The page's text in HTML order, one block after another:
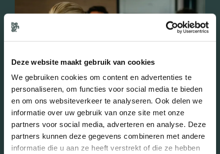
Deze website maakt gebruik van cookies
We gebruiken cookies om content en advertenties te
personaliseren, om functies voor social media te bieden
en om ons websiteverkeer te analyseren. Ook delen we
informatie over uw gebruik van onze site met onze
partners voor social media, adverteren en analyse. Deze
partners kunnen deze gegevens combineren met andere
informatie die u aan ze heeft verstrekt of die ze hebben
Kosten
aankoopmakelaar